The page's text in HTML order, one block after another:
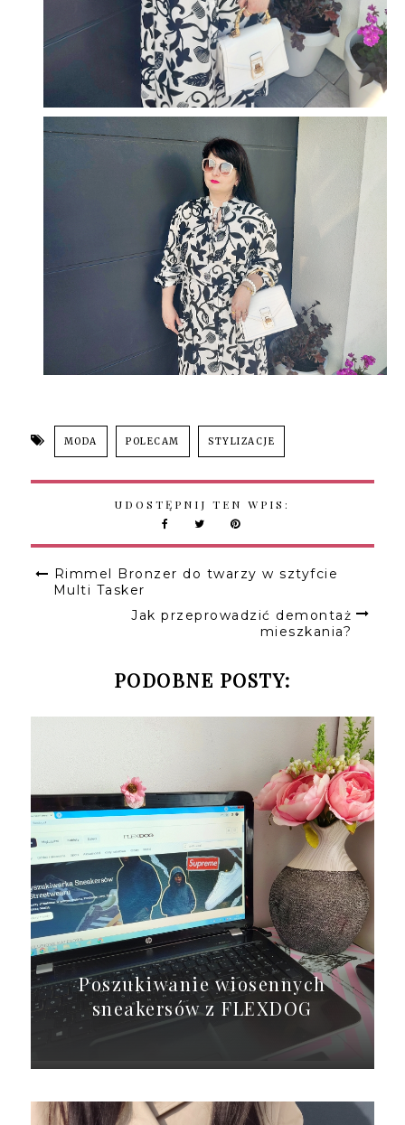
MODA POLECAM STYLIZACJE
UDOSTĘPNIJ TEN WPIS:
Rimmel Bronzer do twarzy w sztyfcie
Multi Tasker
Jak przeprowadzić demontaż
mieszkania?
PODOBNE POSTY:
Poszukiwanie wiosennych
sneakersów z FLEXDOG